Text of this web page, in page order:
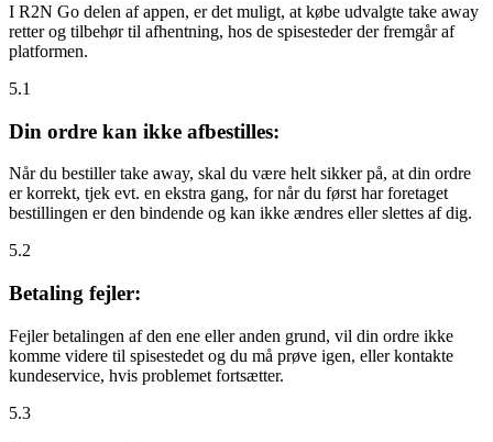
I R2N Go delen af appen, er det muligt, at købe udvalgte take away
retter og tilbehør til afhentning, hos de spisesteder der fremgår af
platformen.
5.1
Din ordre kan ikke afbestilles:
Når du bestiller take away, skal du være helt sikker på, at din ordre
er korrekt, tjek evt. en ekstra gang, for når du først har foretaget
bestillingen er den bindende og kan ikke ændres eller slettes af dig.
5.2
Betaling fejler:
Fejler betalingen af den ene eller anden grund, vil din ordre ikke
komme videre til spisestedet og du må prøve igen, eller kontakte
kundeservice, hvis problemet fortsætter.
5.3